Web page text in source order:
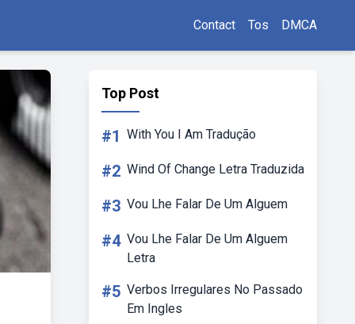
Contact Tos DMCA
Top Post
#1 With You I Am Tradução
#2 Wind Of Change Letra Traduzida
#3 Vou Lhe Falar De Um Alguem
#4 Vou Lhe Falar De Um Alguem
Letra
#5 Verbos Irregulares No Passado
Em Ingles